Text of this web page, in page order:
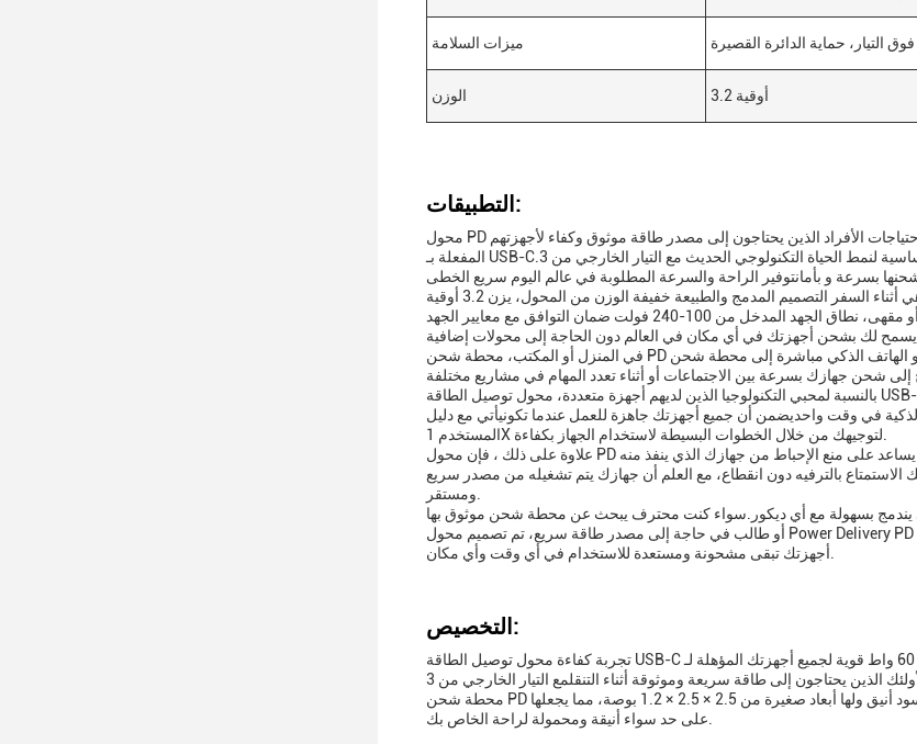
ميزات السلامة التيار، حماية الدائرة القصيرة
الوزن 3.2 أوقية
التطبيقات:
محول PD لتوصيل الطاقة هو حل شحن متعدد الاستخدامات تم تصميمه لتلبية احتياجات الأفراد الذين يحتاجون إلى مصدر طاقة موثوق وكفاء لأجهزتهم
المفعلة بـ USB-C.هذا المحول الأسود الرقيق ليس مجرد ملحق آخرإنه أداة أساسية لنمط الحياة التكنولوجي الحديث مع التيار الخارجي من 3A ، فإنه
واحدة من المناسبات الرئيسية لتطبيق سدادة توصيل الطاقة هي أثناء السفر التصميم المدمج والطبيعة خفيفة الوزن من المحول، يزن 3.2 أوقية
فقط،تجعله رفيق سفر مثاليسواء كنت في المطار، غرفة الفندق، أو مقهى، نطاق الجهد المدخل من 100-240 فولت ضمان التوافق مع معايير الجهد
في المنزل أو المكتب، محطة شحن PD يمكن أن تحول أي مساحة إلى محور طاقة فعال.قرص، أو الهاتف الذكي مباشرة إلى محطة شحن PD لزيادة
بالنسبة لمحبي التكنولوجيا الذين لديهم أجهزة متعددة، محول توصيل الطاقة USB-C هو تغيير لعبة.قدرته على توفير ما يصل إلى 3A التيار الخارجي يعني أنه
في وقت واحديضمن أن جميع أجهزتك جاهزة للعمل عندما تكونيأتي مع دليل
علاوة على ذلك ، فإن محول PD مثالي لسيناريوهات مثل جلسات الألعاب أو فترات طويلة من بث الفيديو. يساعد على منع الإحباط من جهازك الذي ينفذ منه
بالترفيه دون انقطاع، مع العلم أن جهازك يتم تشغيله من مصدر سريع
يندمج بسهولة مع أي ديكور.سواء كنت محترف يبحث عن محطة شحن موثوق بها
أو طالب في حاجة إلى مصدر طاقة سريع، تم تصميم محول Power Delivery PD لتلبية متطلبات أنماط الحياة والسيناريوهات المختلفة، مما يضمن أن
التخصيص:
تجربة كفاءة محول توصيل الطاقة USB-C الخاص بنا، مصممة لتقديم قوة 60 واط قوية لجميع أجهزتك المؤهلة لـ PD.هذا محول شحن PD عالي السرعة
مثالي لأولئك الذين يحتاجون إلى طاقة سريعة وموثوقة أثناء التنقلمع التيار الخارجي من 3A، يمكنك أن تكون على يقين من الشحن السريع، مما يجعلها
محطة شحن PD ضرورية لمجموعة التكنولوجيا الخاصة بك.لدينا محول يأتي في لون أسود أنيق ولها أبعاد صغيرة من 2.5 × 2.5 × 1.2 بوصة، مما يجعلها